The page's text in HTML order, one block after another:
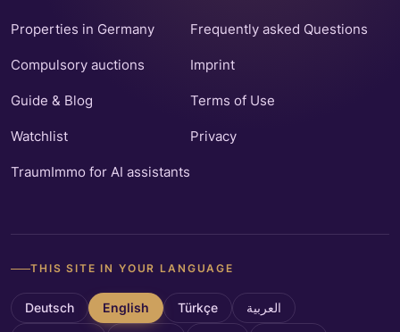
Properties in Germany
Compulsory auctions
Guide & Blog
Watchlist
TraumImmo for AI assistants
Frequently asked Questions
Imprint
Terms of Use
Privacy
THIS SITE IN YOUR LANGUAGE
Deutsch English Türkçe العربية